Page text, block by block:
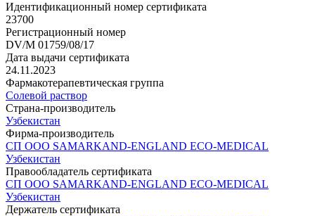
Идентификационный номер сертификата
23700
Регистрационный номер
DV/M 01759/08/17
Дата выдачи сертификата
24.11.2023
Фармакотерапевтическая группа
Солевой раствор
Страна-производитель
Узбекистан
Фирма-производитель
СП ООО SAMARKAND-ENGLAND ECO-MEDICAL
Узбекистан
Правообладатель сертификата
СП ООО SAMARKAND-ENGLAND ECO-MEDICAL
Узбекистан
Держатель сертификата